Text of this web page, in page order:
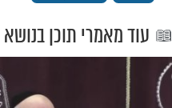
רק לקבוצת ווטסאפ
תהילים ארצי?